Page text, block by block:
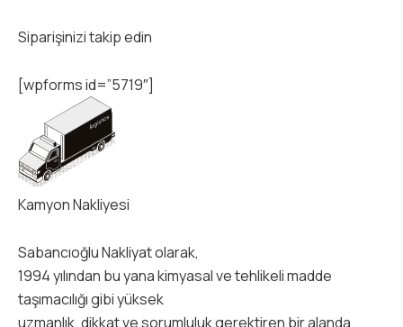
Siparişinizi takip edin
[wpforms id=”5719″]
Kamyon Nakliyesi
Sabancıoğlu Nakliyat olarak,
1994 yılından bu yana kimyasal ve tehlikeli madde
taşımacılığı gibi yüksek
uzmanlık, dikkat ve sorumluluk gerektiren bir alanda